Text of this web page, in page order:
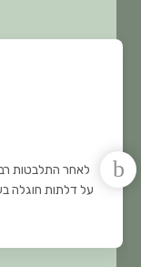
לאחר התלבטות רבה
על דלתות חוגלה